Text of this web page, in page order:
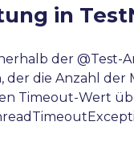
in
der @Test-
der die Anzahl der
Timeout-Wert